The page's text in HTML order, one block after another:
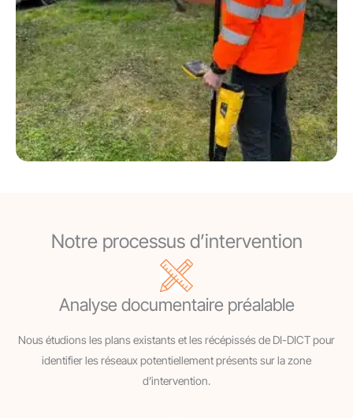
Notre processus d’intervention
Analyse documentaire préalable
Nous étudions les plans existants et les récépissés de DI-DICT pour
identifier les réseaux potentiellement présents sur la zone
d’intervention.